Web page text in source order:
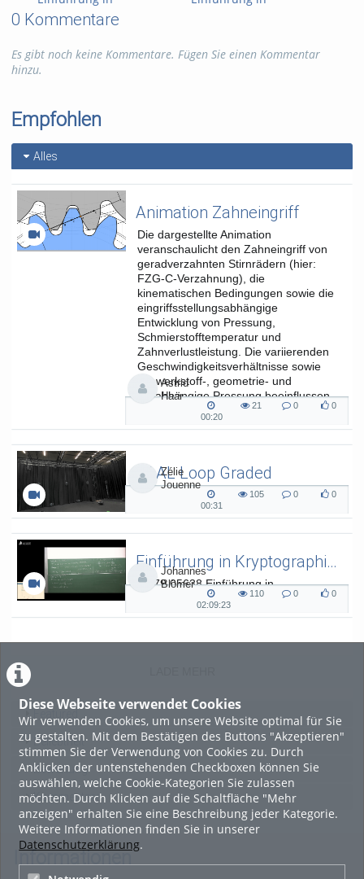
Diese Webseite verwendet Cookies
Wir verwenden Cookies, um unsere Website optimal für Sie
zu gestalten. Mit dem Bestätigen des Buttons "Akzeptieren"
stimmen Sie der Verwendung von Cookies zu. Durch
Anklicken der untenstehenden Checkboxen können Sie
auswählen, welche Cookie-Kategorien Sie zulassen
möchten. Durch Klicken auf die Schaltfläche "Mehr
anzeigen" erhalten Sie eine Beschreibung jeder Kategorie.
Weitere Informationen finden Sie in unserer
Datenschutzerklärung.
Kryptographie (in
English) 15
0 Kommentare
Es gibt noch keine Kommentare. Fügen Sie einen Kommentar
hinzu.
Empfohlen
Alles
Animation Zahneingriff
Die dargestellte Animation
veranschaulicht den Zahneingriff von
geradverzahnten Stirnrädern (hier:
FZG-C-Verzahnung), die
kinematischen Bedingungen sowie die
eingriffsstellungsabhängige
Entwicklung von Pressung,
Schmierstofftemperatur und
Zahnverlustleistung. Die variierenden
Geschwindigkeitsverhältnisse sowie
die werkstoff-, geometrie- und
lastabhängige Pressung beeinflussen
Astrid
Haar
00:20
00:20
21
views
0
Kommentare
0
likes
SAAL Loop Graded
SAAL Musikinformatik
Zélie
Jouenne
00:31
00:31
105
views
0
Kommentare
0
likes
Einführung in Kryptographie (in English) 15
L.079.05638 Einführung in
Kryptographie (in English) - SoSe 26
Johannes
Blömer
02:09:23
02:09:23
110
views
0
Kommentare
0
likes
Beliebtheit
Bewertung
Kommentare
Informationen